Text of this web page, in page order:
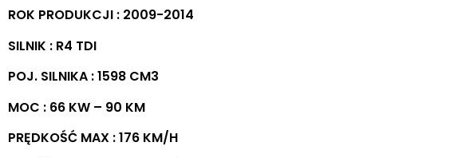
ROK PRODUKCJI : 2009-2014
SILNIK : R4 TDI
POJ. SILNIKA : 1598 CM3
MOC : 66 KW – 90 KM
PRĘDKOŚĆ MAX : 176 KM/H